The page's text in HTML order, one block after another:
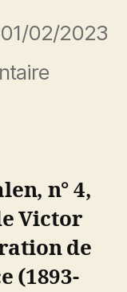
01/02/2023
n° 4,
Victor
de
(1893-